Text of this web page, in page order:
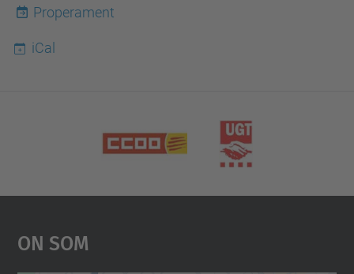
Properament
iCal
On Som